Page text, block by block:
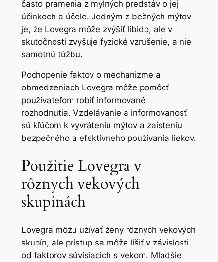
často pramenia z mylných predstáv o jej
účinkoch a účele. Jedným z bežných mýtov
je, že Lovegra môže zvýšiť libido, ale v
skutočnosti zvyšuje fyzické vzrušenie, a nie
samotnú túžbu.
Pochopenie faktov o mechanizme a
obmedzeniach Lovegra môže pomôcť
používateľom robiť informované
rozhodnutia. Vzdelávanie a informovanosť
sú kľúčom k vyvráteniu mýtov a zaisteniu
bezpečného a efektívneho používania liekov.
Použitie Lovegra v
rôznych vekových
skupinách
Lovegra môžu užívať ženy rôznych vekových
skupín, ale prístup sa môže líšiť v závislosti
od faktorov súvisiacich s vekom. Mladšie